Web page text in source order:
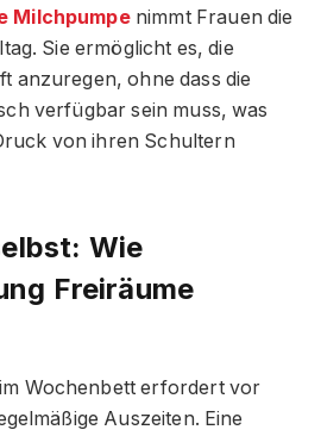
Milchpumpenimmt Frauen die
Sie ermöglicht es, die
anzuregen, ohne dass die
verfügbar sein muss, was
von ihren Schultern
Wie
Freiräume
Wochenbett erfordert vor
Auszeiten. Eine